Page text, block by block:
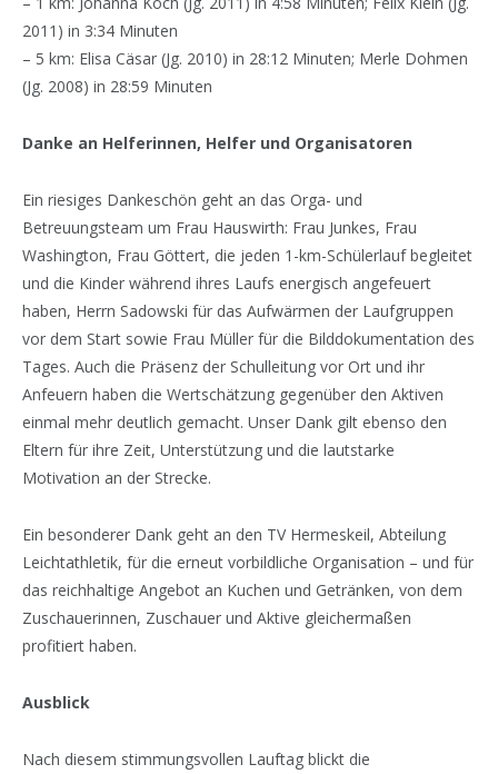
2011) in 3:34 Minuten
– 5 km: Elisa Cäsar (Jg. 2010) in 28:12 Minuten; Merle Dohmen
(Jg. 2008) in 28:59 Minuten
Danke an Helferinnen, Helfer und Organisatoren
Ein riesiges Dankeschön geht an das Orga- und
Betreuungsteam um Frau Hauswirth: Frau Junkes, Frau
Washington, Frau Göttert, die jeden 1-km-Schülerlauf begleitet
und die Kinder während ihres Laufs energisch angefeuert
haben, Herrn Sadowski für das Aufwärmen der Laufgruppen
vor dem Start sowie Frau Müller für die Bilddokumentation des
Tages. Auch die Präsenz der Schulleitung vor Ort und ihr
Anfeuern haben die Wertschätzung gegenüber den Aktiven
einmal mehr deutlich gemacht. Unser Dank gilt ebenso den
Eltern für ihre Zeit, Unterstützung und die lautstarke
Motivation an der Strecke.
Ein besonderer Dank geht an den TV Hermeskeil, Abteilung
Leichtathletik, für die erneut vorbildliche Organisation – und für
das reichhaltige Angebot an Kuchen und Getränken, von dem
Zuschauerinnen, Zuschauer und Aktive gleichermaßen
profitiert haben.
Ausblick
Nach diesem stimmungsvollen Lauftag blickt die